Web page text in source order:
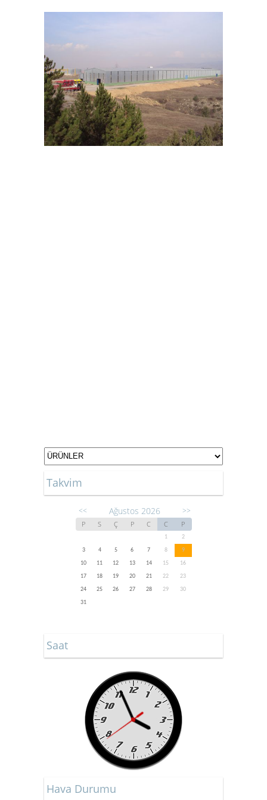
Takvim
<< Ağustos 2026 >>
P S Ç P C C P
1
2
3
4 5 6 7 8
9
10
11 12 13 14 15
16
17
18 19 20 21 22
23
24
25 26 27 28 29
30
31
Saat
Hava Durumu